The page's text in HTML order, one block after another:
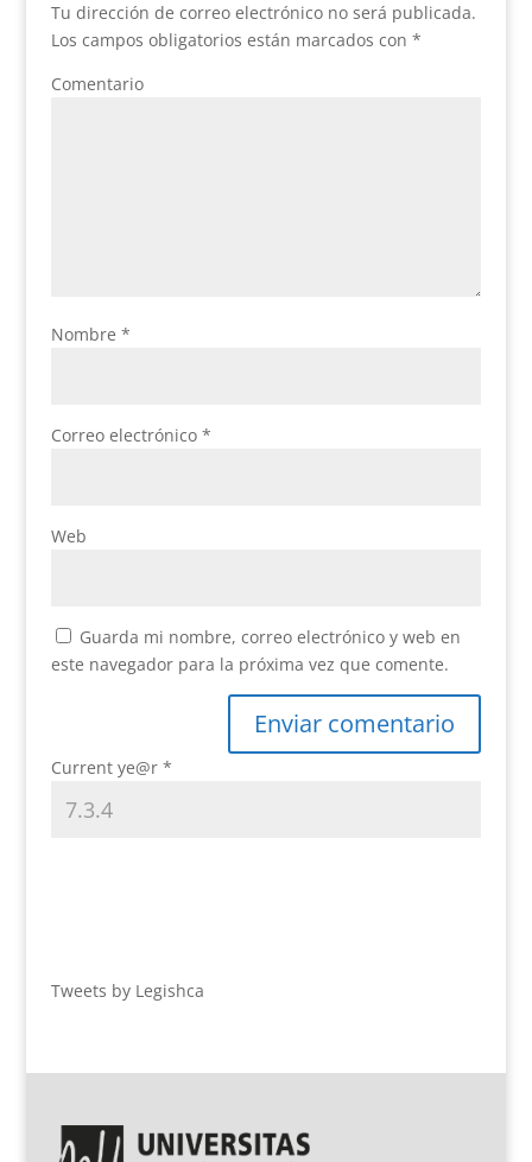
Tu dirección de correo electrónico no será publicada.
Los campos obligatorios están marcados con *
Comentario
Nombre *
Correo electrónico *
Web
Guarda mi nombre, correo electrónico y web en
este navegador para la próxima vez que comente.
Current ye@r *
Tweets by Legishca